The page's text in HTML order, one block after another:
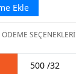
Ekle
ÖDEME SEÇENEKLERİ
500 /32